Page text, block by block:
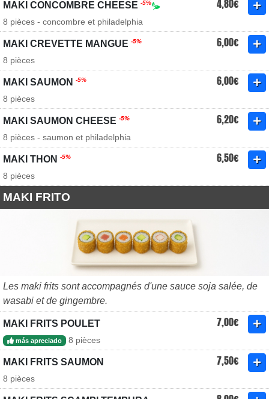
MAKI CONCOMBRE CHEESE -5% 4,80€
8 pièces - concombre et philadelphia
MAKI CREVETTE MANGUE -5% 6,00€
8 pièces
MAKI SAUMON -5% 6,00€
8 pièces
MAKI SAUMON CHEESE -5% 6,20€
8 pièces - saumon et philadelphia
MAKI THON -5% 6,50€
8 pièces
MAKI FRITO
Les maki frits sont accompagnés d'une sauce soja salée, de
wasabi et de gingembre.
MAKI FRITS POULET 7,00€
más apreciado 8 pièces
MAKI FRITS SAUMON 7,50€
8 pièces